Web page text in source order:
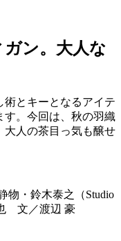
ン。大人な
術とキーとなるアイテ
す。今回は、秋の羽織
大人の茶目っ気も醸せ
物・鈴木泰之（Studio
文／渡辺 豪